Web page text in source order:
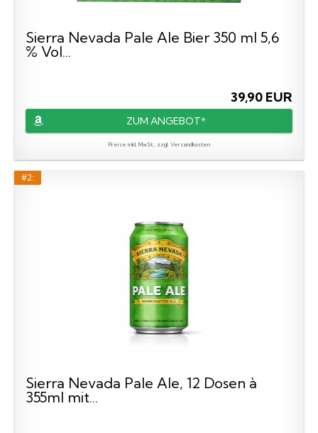
Sierra Nevada Pale Ale Bier 350 ml 5,6
% Vol...
39,90 EUR
ZUM ANGEBOT*
Preise inkl. MwSt., zzgl. Versandkosten
#2:
Sierra Nevada Pale Ale, 12 Dosen à
355ml mit...